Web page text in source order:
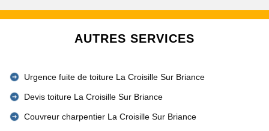
AUTRES SERVICES
Urgence fuite de toiture La Croisille Sur Briance
Devis toiture La Croisille Sur Briance
Couvreur charpentier La Croisille Sur Briance